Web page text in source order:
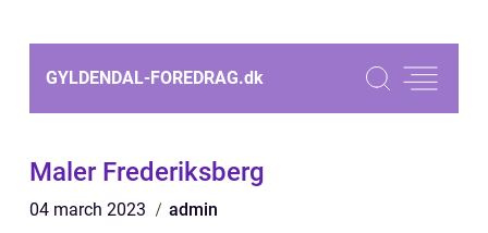
GYLDENDAL-FOREDRAG.dk
Maler Frederiksberg
04 march 2023 admin